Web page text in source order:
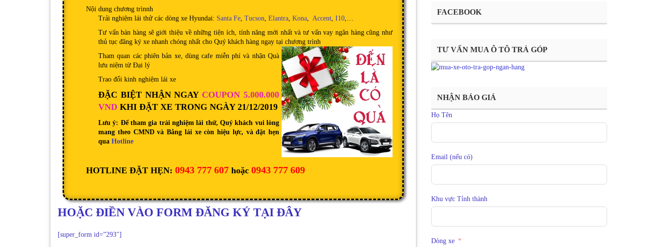
Nội dung chương trìnnh
Trải nghiệm lái thử các dòng xe Hyundai: Santa Fe, Tucson, Elantra, Kona, Accent, I10,…
Tư vấn bán hàng sẽ giới thiệu về những tiện ích, tính năng mới nhất và tư vấn vay ngân hàng cũng như
thủ tục đăng ký xe nhanh chóng nhất cho Quý khách hàng ngay tại chương trình
Tham quan các phiên bản xe, dùng cafe miễn phí và nhận Quà
lưu niệm từ Đại lý
Trao đổi kinh nghiệm lái xe
ĐẶC BIỆT NHẬN NGAY COUPON 5.000.000
VND KHI ĐẶT XE TRONG NGÀY 21/12/2019
Lưu ý: Để tham gia trải nghiệm lái thử, Quý khách vui lòng
mang theo CMND và Bằng lái xe còn hiệu lực, và đặt hẹn
qua Hotline
HOTLINE ĐẶT HẸN: 0943 777 607 hoặc 0943 777 609
HOẶC ĐIỀN VÀO FORM ĐĂNG KÝ TẠI ĐÂY
[super_form id=”293″]
FACEBOOK
TƯ VẤN MUA Ô TÔ TRẢ GÓP
NHẬN BÁO GIÁ
Họ Tên
Email (nếu có)
Khu vực Tỉnh thành
Dòng xe